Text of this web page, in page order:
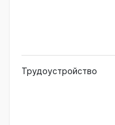
Трудоустройство